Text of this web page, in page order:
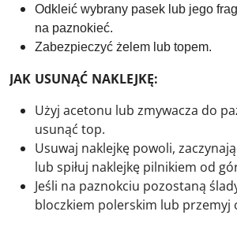
Odkleić wybrany pasek lub jego
na paznokieć.
Zabezpieczyć żelem lub topem.
JAK USUNĄĆ NAKLEJKĘ:
Użyj acetonu lub zmywacza do
usunąć top.
Usuwaj naklejkę powoli,
lub spiłuj naklejkę pilnikiem od
Jeśli na paznokciu pozostaną
bloczkiem polerskim lub przemyj